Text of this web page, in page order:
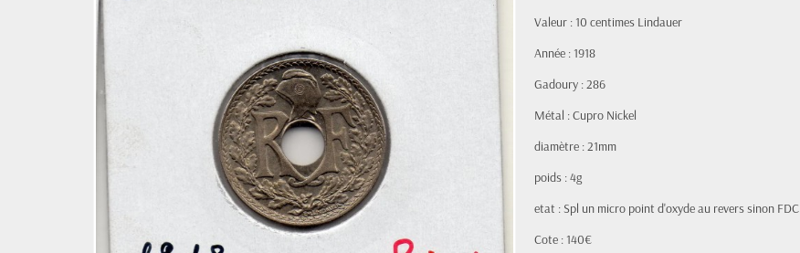
Valeur : 10 centimes Lindauer
Année : 1918
Gadoury : 286
Métal : Cupro Nickel
diamètre : 21mm
poids : 4g
etat : Spl un micro point d'oxyde au revers sinon FDC
Cote : 140€